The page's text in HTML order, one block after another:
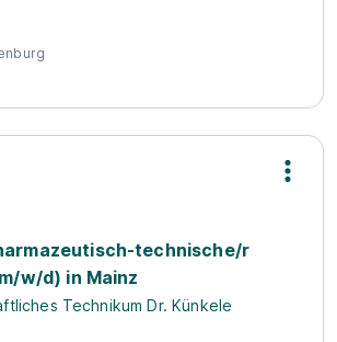
technische/r
w/d) in Mainz
Technikum Dr. Künkele